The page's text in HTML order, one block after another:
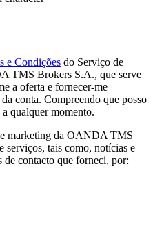
e Condições do Serviço de
TMS Brokers S.A., que serve
a oferta e fornecer-me
conta. Compreendo que posso
qualquer momento.
marketing da OANDA TMS
serviços, tais como, notícias e
de contacto que forneci, por: